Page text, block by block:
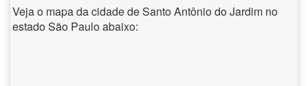
Veja o mapa da cidade de Santo Antônio do Jardim no
estado São Paulo abaixo: